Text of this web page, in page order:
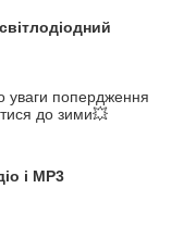
уваги попердження
до зими💥
і MP3